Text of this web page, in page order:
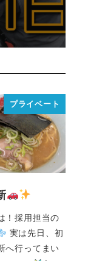
プライベート
！採用担当の
実は先日、初
へ行ってまい